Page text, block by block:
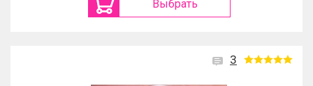
Выбрать
3